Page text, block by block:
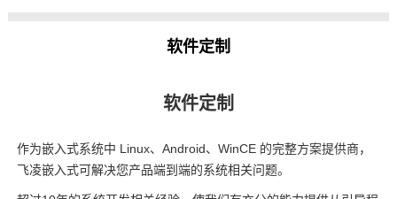
关于飞凌
软件定制
软件定制
作为嵌入式系统中 Linux、Android、WinCE 的完整方案提供商，
飞凌嵌入式可解决您产品端到端的系统相关问题。